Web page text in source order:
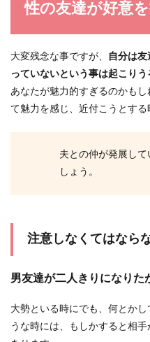
性の友達が好意
大変残念な事ですが、
自分は
っていないという事は起こりう
あなたが魅力的すぎるのかも
て魅力を感じ、近付こうとする
夫との仲が発展し
しょう。
注意しなくてはなら
男友達が二人きりになりた
大勢といる時にでも、何とか
うな時には、もしかすると相